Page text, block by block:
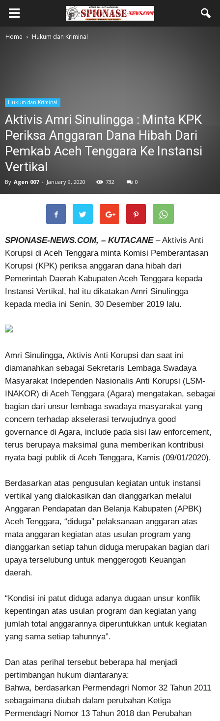
Home Hukum dan Kriminal
Hukum dan Kriminal
Aktivis Amri Sinulingga : Minta KPK
Periksa Anggaran Dana Hibah Dari
Pemkab Aceh Tenggara Ke Instansi
Vertikal
By Agen 007 - January 9, 2020 732 0
SPIONASE-NEWS.COM, – KUTACANE– Aktivis Anti
Korupsi di Aceh Tenggara minta Komisi Pemberantasan
Korupsi (KPK) periksa anggaran dana hibah dari
Pemerintah Daerah Kabupaten Aceh Tenggara kepada
Instansi Vertikal, hal itu dikatakan Amri Sinulingga
kepada media ini Senin, 30 Desember 2019 lalu.
Amri Sinulingga, Aktivis Anti Korupsi dan saat ini
diamanahkan sebagai Sekretaris Lembaga Swadaya
Masyarakat Independen Nasionalis Anti Korupsi (LSM-
INAKOR) di Aceh Tenggara (Agara) mengatakan, sebagai
bagian dari unsur lembaga swadaya masyarakat yang
concern terhadap akselerasi terwujudnya good
governance di Agara, include pada sisi law enforcement,
terus berupaya maksimal guna memberikan kontribusi
nyata bagi publik di Aceh Tenggara, Kamis (09/01/2020).
Berdasarkan atas pengusulan kegiatan untuk instansi
vertikal yang dialokasikan dan dianggarkan melalui
Anggaran Pendapatan dan Belanja Kabupaten (APBK)
Aceh Tenggara, “diduga” pelaksanaan anggaran atas
mata anggaran kegiatan atas usulan program yang
dianggarkan setiap tahun diduga merupakan bagian dari
upaya terselubung untuk menggerogoti Keuangan
daerah.
“Kondisi ini patut diduga adanya dugaan unsur konflik
kepentingan atas usulan program dan kegiatan yang
jumlah total anggarannya diperuntukkan untuk kegiatan
yang sama setiap tahunnya”.
Dan atas perihal tersebut beberapa hal menjadi
pertimbangan hukum diantaranya:
Bahwa, berdasarkan Permendagri Nomor 32 Tahun 2011
sebagaimana diubah dalam perubahan Ketiga
Permendagri Nomor 13 Tahun 2018 dan Perubahan